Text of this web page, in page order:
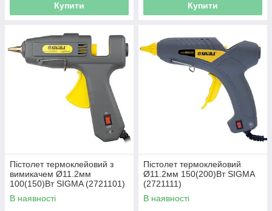
Купити Купити
Пістолет термоклейовий з
вимикачем Ø11.2мм
100(150)Вт SIGMA (2721101)
В наявності
Пістолет термоклейовий
Ø11.2мм 150(200)Вт SIGMA
(2721111)
В наявності